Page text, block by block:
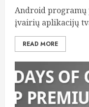
Android programų
įvairių aplikacijų
READ MORE